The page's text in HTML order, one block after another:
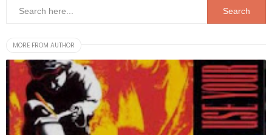
MORE FROM AUTHOR